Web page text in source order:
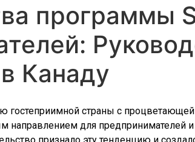
программы
Канаду
гостеприимной страны с
направлением для